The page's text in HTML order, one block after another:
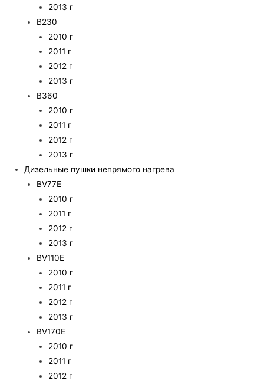
2013 г
B230
2010 г
2011 г
2012 г
2013 г
B360
2010 г
2011 г
2012 г
2013 г
Дизельные пушки непрямого нагрева
BV77E
2010 г
2011 г
2012 г
2013 г
BV110E
2010 г
2011 г
2012 г
2013 г
BV170E
2010 г
2011 г
2012 г